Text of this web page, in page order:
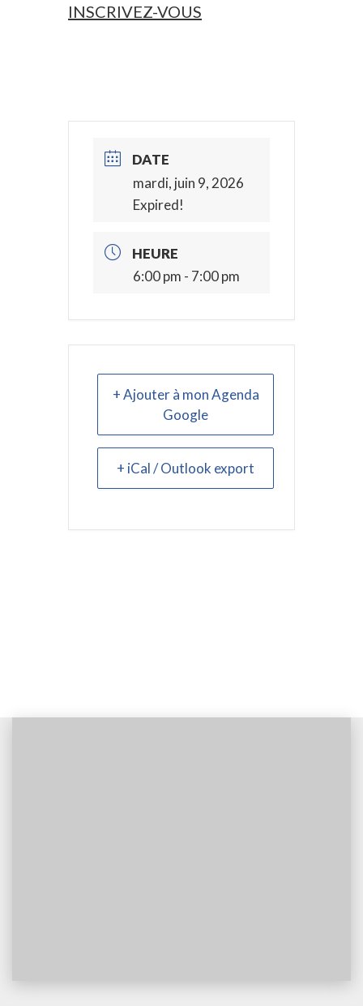
INSCRIVEZ-VOUS
DATE
mardi, juin 9, 2026
Expired!
HEURE
6:00 pm - 7:00 pm
+ Ajouter à mon Agenda
Google
+ iCal / Outlook export